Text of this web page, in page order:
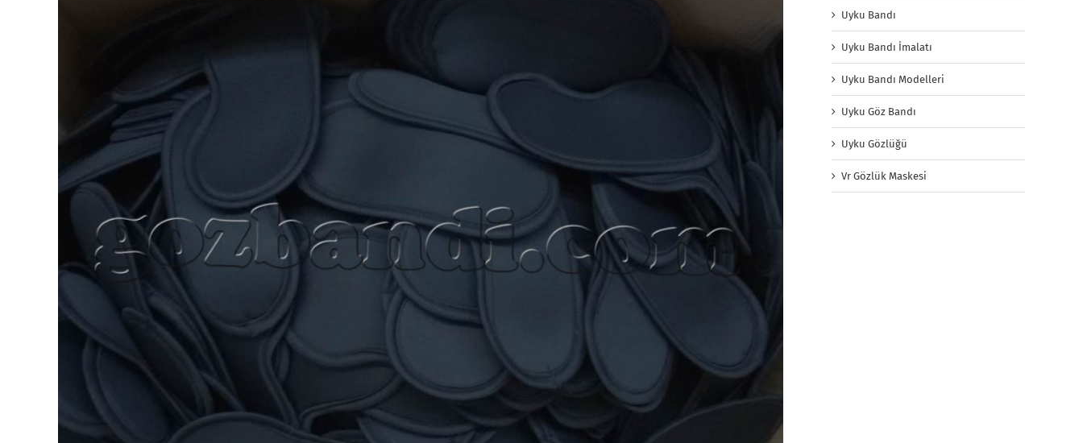
Uyku Bandı
Uyku Bandı İmalatı
Uyku Bandı Modelleri
Uyku Göz Bandı
Uyku Gözlüğü
Vr Gözlük Maskesi